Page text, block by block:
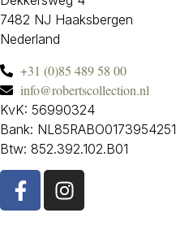
7482 NJ Haaksbergen
Nederland
+31 (0)85 489 58 00
info@robertscollection.nl
KvK: 56990324
Bank: NL85RABO0173954251
Btw: 852.392.102.B01